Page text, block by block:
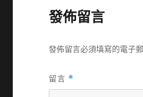
發佈留言
發佈留言必須填寫的電子
留言 *